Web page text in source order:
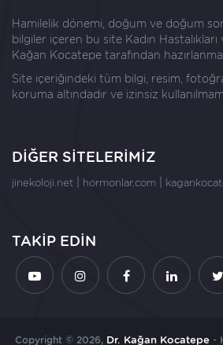
Hamilelik dönemi, doğum ve doğum
bilgiler içeren bu site Kadın
Kağan Kocatepe tarafından
Site içeriğindeki tüm bilgi, resim,
koruma altındadır ve izinsiz
DİĞER SİTELERİMİZ
jinekoloji.net hormonlar.com
TAKİP EDİN
Copyright © 2026, Dr. Kağan Kocatepe-